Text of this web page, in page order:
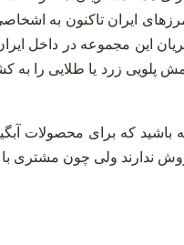
ایران تاکنون به اشخاصی
این مجموعه در داخل
زرد یا طلایی را به
فروش ندارند ولی چون